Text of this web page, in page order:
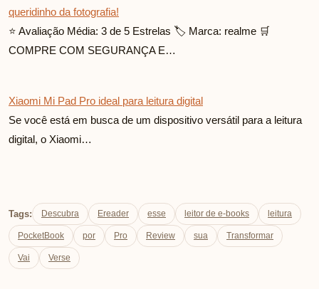
queridinho da fotografia!
⭐ Avaliação Média: 3 de 5 Estrelas 🏷️ Marca: realme 🛒
COMPRE COM SEGURANÇA E…
Xiaomi Mi Pad Pro ideal para leitura digital
Se você está em busca de um dispositivo versátil para a leitura
digital, o Xiaomi…
Tags: Descubra Ereader esse leitor de e-books leitura
PocketBook por Pro Review sua Transformar
Vai Verse